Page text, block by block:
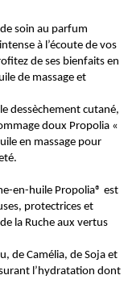
soin au parfum
à l’écoute de vos
de ses bienfaits en
de massage et
dessèchement cutané,
doux Propolia «
en massage pour
en-huile Propolia® est
protectrices et
la Ruche aux vertus
de Camélia, de Soja et
l’hydratation dont